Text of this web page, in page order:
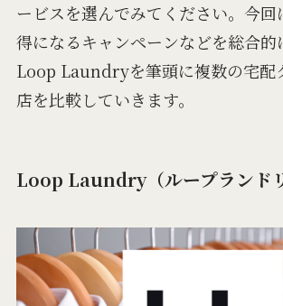
ービスを選んでみてください。今回
得になるキャンペーンなどを総合的
Loop Laundryを筆頭に複数の宅配
店を比較していきます。
Loop Laundry（ループランドリ